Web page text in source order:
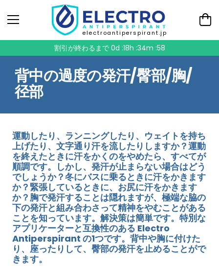
electroantiperspirant.jp
割引が終わるまで 0d :18h :34m :58
背中の過度の発汗/臀部/胸/
径部
運動したり、ランニングしたり、ウェイトを持ち
上げたり、文字通り汗を流したりしますか？運動
を終えたときに汗をかくのをやめたら、すべてが
順調です。しかし、発汗が止まらない場合はどう
でしょうか？冬にバスに乗るときに汗をかきます
か？緊張しているときに、お尻に汗をかきます
か？胸で発汗することは隠れますが、極端な脇の
下の発汗と組み合わさって精神をやむことがある
ことを知っています。解決策は簡単です。特別な
アプリケーターと互換性のある Electro
Antiperspirant の1つです。背中や胸に付けた
り、座ったりして、臀部の発汗を止めることがで
きます。